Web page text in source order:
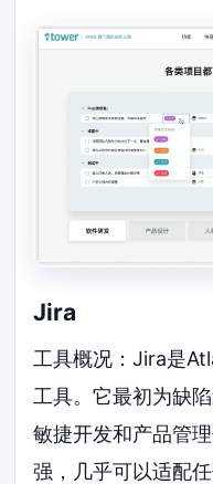
Jira
工具概况：Jira是
工具。它最初为缺
敏捷开发和产品管
强，几乎可以适配